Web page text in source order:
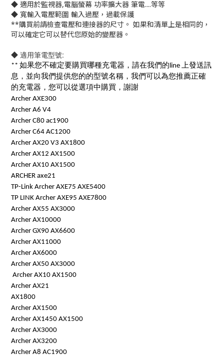
◆ 適用於監視器,電腦螢幕 功率擴大器 筆電....等等
◆ 寬輸入電壓範圍 輸入過壓，過載保護
**購買前請檢查電壓和連接器的尺寸。 如果和清單上是相同的，
可以確定它可以替代您原始的變壓器。
◆ 適用筆電型號:
** 如果您不確定要購買哪種充電器，請在我們的line 上發送訊
息，並向我們提供您的的型號名稱，我們可以為您推薦正確
的充電器，您可以從選項中購買，謝謝
Archer AXE300
Archer A6 V4
Archer C80 ac1900
Archer C64 AC1200
Archer AX20 V3 AX1800
Archer AX12 AX1500
Archer AX10 AX1500
ARCHER axe21
TP-Link Archer AXE75 AXE5400
TP LINK Archer AXE95 AXE7800
Archer AX55 AX3000
Archer AX10000
Archer GX90 AX6600
Archer AX11000
Archer AX6000
Archer AX50 AX3000
Archer AX10 AX1500
Archer AX21
AX1800
Archer AX1500
Archer AX1450 AX1500
Archer AX3000
Archer AX3200
Archer A8 AC1900